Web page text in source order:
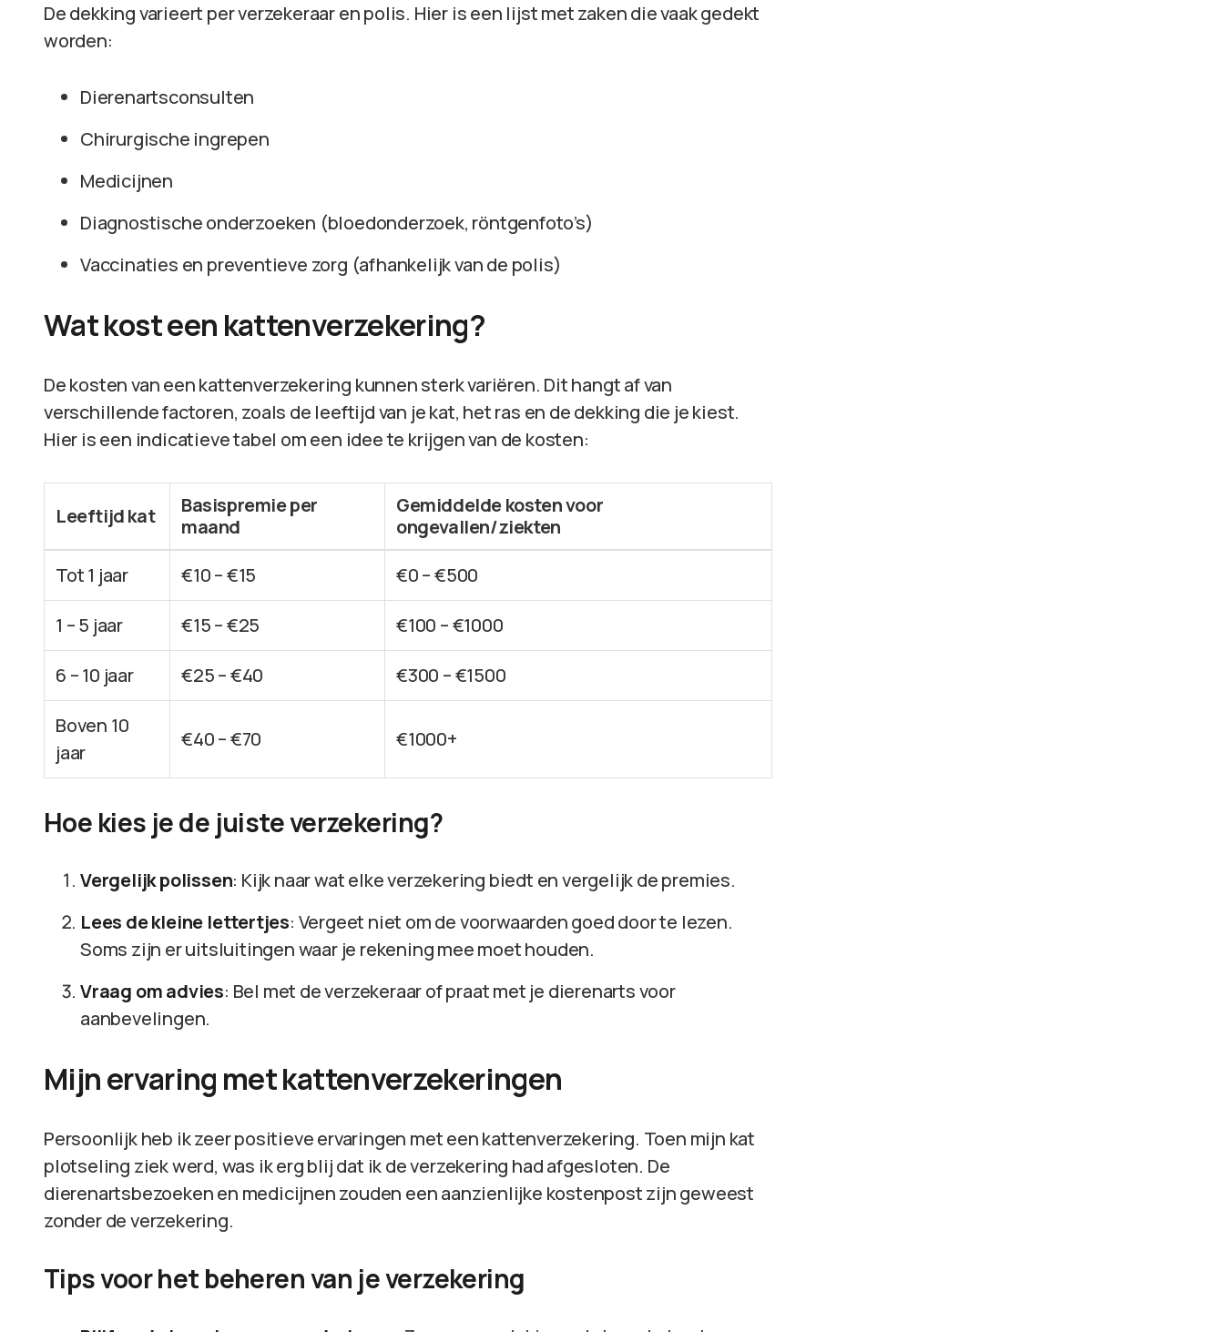
De dekking varieert per verzekeraar en polis. Hier is een lijst met zaken die vaak gedekt
worden:
Dierenartsconsulten
Chirurgische ingrepen
Medicijnen
Diagnostische onderzoeken (bloedonderzoek, röntgenfoto’s)
Vaccinaties en preventieve zorg (afhankelijk van de polis)
Wat kost een kattenverzekering?
De kosten van een kattenverzekering kunnen sterk variëren. Dit hangt af van
verschillende factoren, zoals de leeftijd van je kat, het ras en de dekking die je kiest.
Hier is een indicatieve tabel om een idee te krijgen van de kosten:
Leeftijd kat
Basispremie per
maand
Gemiddelde kosten voor
ongevallen/ziekten
Tot 1 jaar
€10 – €15 €0 – €500
1 – 5 jaar €15 – €25 €100 – €1000
6 – 10 jaar €25 – €40 €300 – €1500
Boven 10
jaar
€40 – €70 €1000+
Hoe kies je de juiste verzekering?
Vergelijk polissen: Kijk naar wat elke verzekering biedt en vergelijk de premies.
Lees de kleine lettertjes: Vergeet niet om de voorwaarden goed door te lezen.
Soms zijn er uitsluitingen waar je rekening mee moet houden.
Vraag om advies: Bel met de verzekeraar of praat met je dierenarts voor
aanbevelingen.
Mijn ervaring met kattenverzekeringen
Persoonlijk heb ik zeer positieve ervaringen met een kattenverzekering. Toen mijn kat
plotseling ziek werd, was ik erg blij dat ik de verzekering had afgesloten. De
dierenartsbezoeken en medicijnen zouden een aanzienlijke kostenpost zijn geweest
zonder de verzekering.
Tips voor het beheren van je verzekering